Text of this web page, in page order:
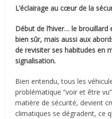
L’éclairage au cœur de la
Début de l’hiver… le
bien sûr, mais aussi aux
de revisiter ses habitudes en
signalisation.
Bien entendu, tous les
problématique “voir et être
matière de sécurité, devient
climatiques se dégradent, ce